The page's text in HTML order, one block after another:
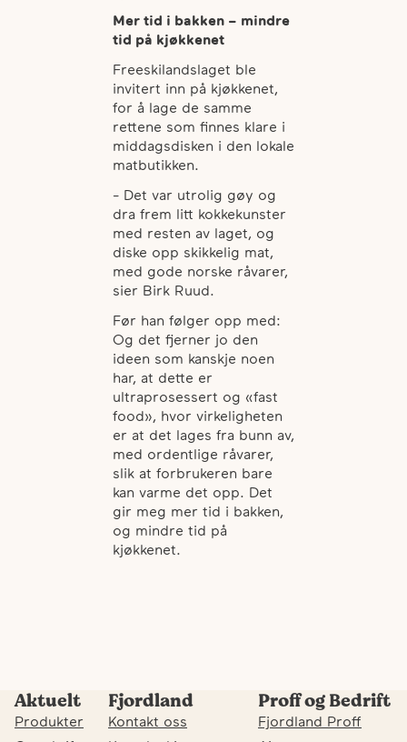
Mer tid i bakken – mindre
tid på kjøkkenet
Freeskilandslaget ble
invitert inn på kjøkkenet,
for å lage de samme
rettene som finnes klare i
middagsdisken i den lokale
matbutikken.
- Det var utrolig gøy og
dra frem litt kokkekunster
med resten av laget, og
diske opp skikkelig mat,
med gode norske råvarer,
sier Birk Ruud.
Før han følger opp med:
Og det fjerner jo den
ideen som kanskje noen
har, at dette er
ultraprosessert og «fast
food», hvor virkeligheten
er at det lages fra bunn av,
med ordentlige råvarer,
slik at forbrukeren bare
kan varme det opp. Det
gir meg mer tid i bakken,
og mindre tid på
kjøkkenet.
Aktuelt
Produkter
Fjordland
Kontakt oss
Proff og Bedrift
Fjordland Proff